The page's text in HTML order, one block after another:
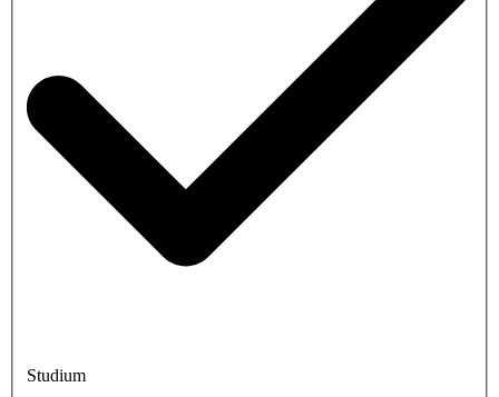
Studium